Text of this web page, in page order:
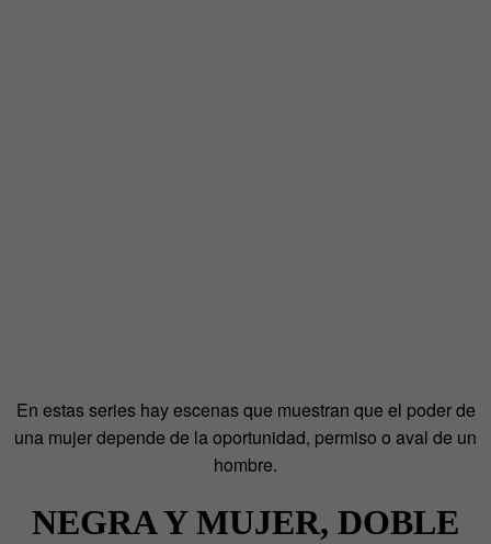
En estas series hay escenas que muestran que el poder de
una mujer depende de la oportunidad, permiso o aval de un
hombre.
NEGRA Y MUJER, DOBLE